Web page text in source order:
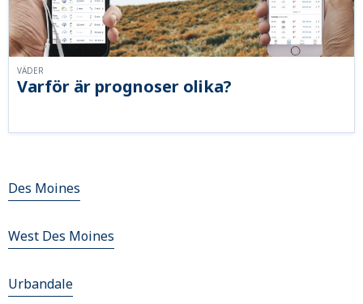
Varför är prognoser olika?
VÄDER
Des Moines
West Des Moines
Urbandale